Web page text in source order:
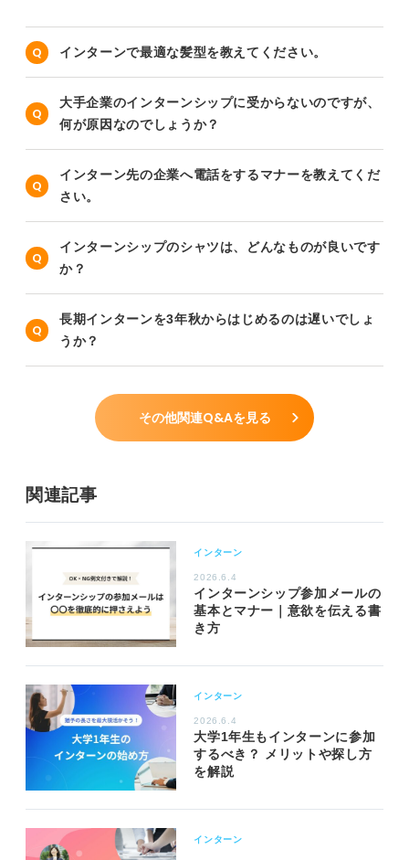
インターンで最適な髪型を教えてください。
大手企業のインターンシップに受からないのですが、
何が原因なのでしょうか？
インターン先の企業へ電話をするマナーを教えてくだ
さい。
インターンシップのシャツは、どんなものが良いです
か？
長期インターンを3年秋からはじめるのは遅いでしょ
うか？
その他関連Q&Aを見る
関連記事
インターン
2026.6.4
インターンシップ参加メールの
基本とマナー｜意欲を伝える書
き方
インターン
2026.6.4
大学1年生もインターンに参加
するべき？ メリットや探し方
を解説
インターン